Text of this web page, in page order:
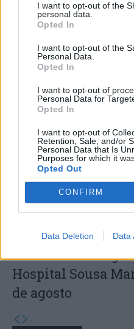
I want to opt-out of the
personal data.
Opted In
I want to opt-out of the
Personal Data.
Opted In
I want to opt-out of
Personal Data for
Opted In
I want to opt-out of
Retention, Sale, and/or
Personal Data that Is
Purposes for which it
Opted Out
CONFIRM
Data Deletion Data
Capacita Jovem
jovens ao mundo
Colheita de
Hospital Sousa
de agosto